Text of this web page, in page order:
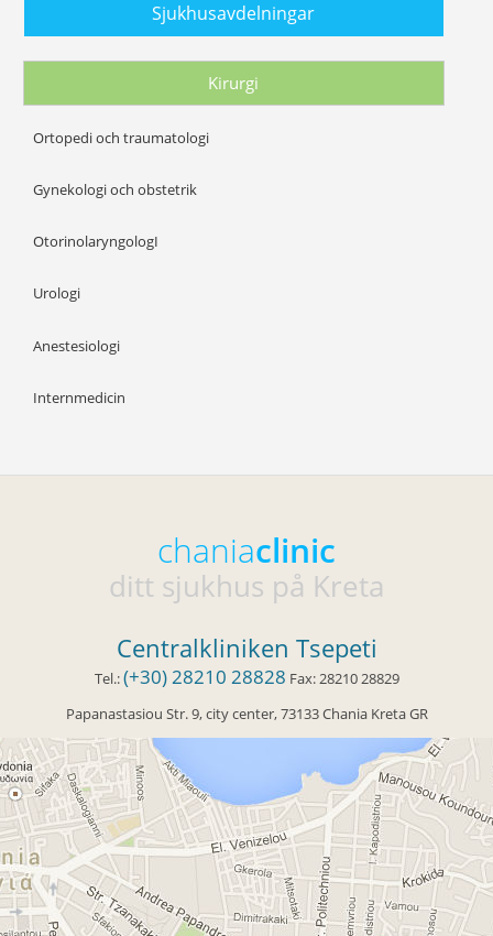
Sjukhusavdelningar
Kirurgi
Ortopedi och traumatologi
Gynekologi och obstetrik
OtorinolaryngologI
Urologi
Anestesiologi
Internmedicin
chaniaclinic
ditt sjukhus på Kreta
Centralkliniken Tsepeti
Tel.:(+30) 28210 28828 Fax:28210 28829
Papanastasiou Str. 9, city center,73133Chania KretaGR